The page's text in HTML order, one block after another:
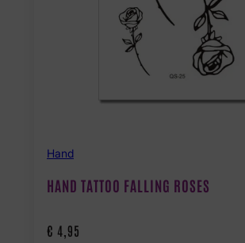
Hand
HAND TATTOO FALLING ROSES
€ 4,95